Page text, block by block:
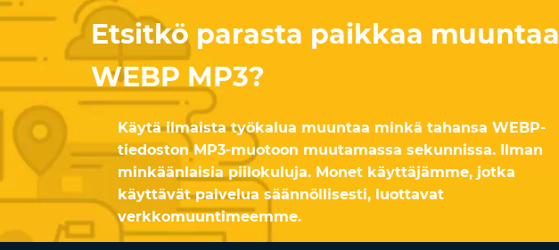
Etsitkö parasta paikkaa muuntaa
WEBP MP3?
Käytä ilmaista työkalua muuntaa minkä tahansa WEBP-
tiedoston MP3-muotoon muutamassa sekunnissa. Ilman
minkäänlaisia piilokuluja. Monet käyttäjämme, jotka
käyttävät palvelua säännöllisesti, luottavat
verkkomuuntimeemme.